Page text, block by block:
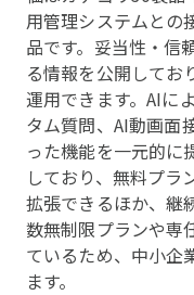
用管理システムとの
品です。妥当性・信
る情報を公開してお
運用できます。AIに
タム質問、AI動画面
った機能を一元的に
しており、無料プラ
拡張できるほか、継
数無制限プランや専
ているため、中小企
ます。